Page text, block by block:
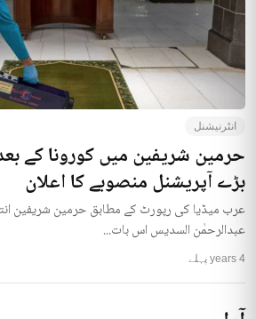
انٹرنیشنل
حرمین شریفین میں کورونا کے
بڑے آپریشنل منصوبے کا اعلان
عرب میڈیا کی رپورٹ کے مطابق حرمین شریفین
عبدالرحمٰن السدیس اس بات...
4 years پہلے